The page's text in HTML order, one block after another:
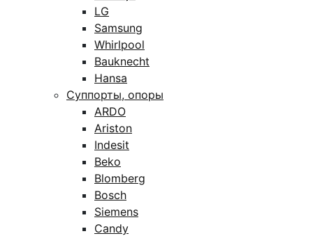
LG
Samsung
Whirlpool
Bauknecht
Hansa
Суппорты, опоры
ARDO
Ariston
Indesit
Beko
Blomberg
Bosch
Siemens
Candy